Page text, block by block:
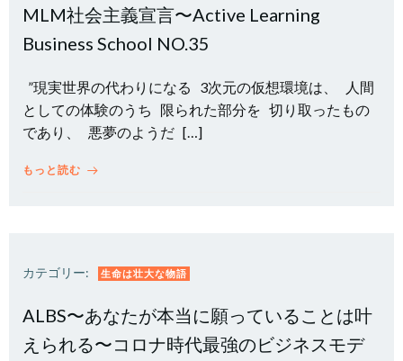
MLM社会主義宣言〜Active Learning
Business School NO.35
”現実世界の代わりになる 3次元の仮想環境は、 人間
としての体験のうち 限られた部分を 切り取ったもの
であり、 悪夢のようだ […]
もっと読む
カテゴリー: 生命は壮大な物語
ALBS〜あなたが本当に願っていることは叶
えられる〜コロナ時代最強のビジネスモデ